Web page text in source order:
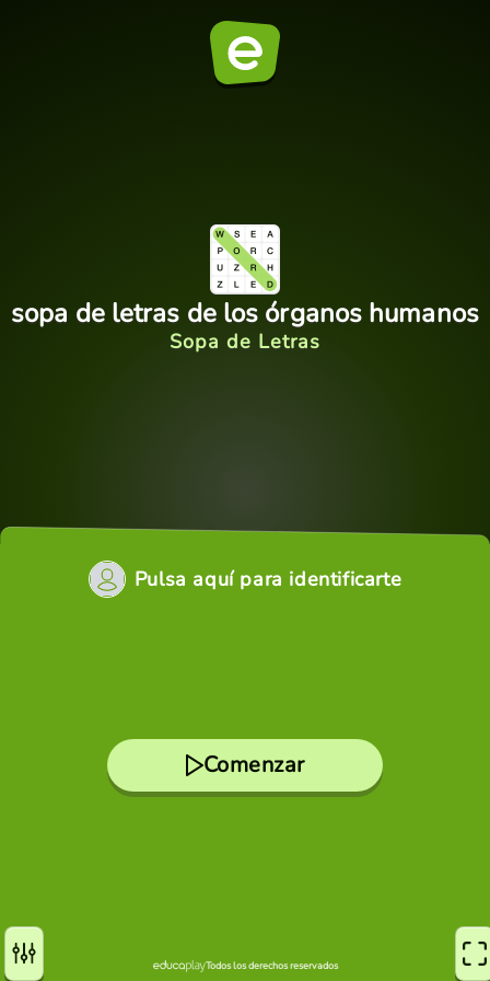
sopa de letras de los órganos humanos
Sopa de Letras
Pulsa aquí para identificarte
Comenzar
Todos los derechos reservados